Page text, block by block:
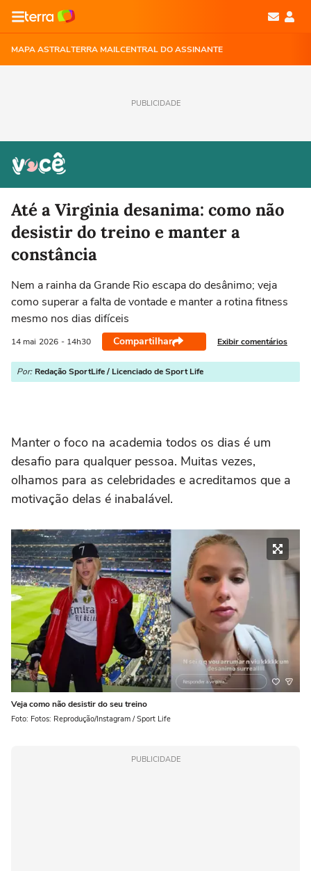
MAPA ASTRALTERRA MAILCENTRAL DO ASSINANTE
PUBLICIDADE
Até a Virginia desanima: como não
desistir do treino e manter a
constância
Nem a rainha da Grande Rio escapa do desânimo; veja
como superar a falta de vontade e manter a rotina fitness
mesmo nos dias difíceis
14 mai 2026 - 14h30 Compartilhar Exibir comentários
Por: Redação SportLife / Licenciado de Sport Life
Manter o foco na academia todos os dias é um
desafio para qualquer pessoa. Muitas vezes,
olhamos para as celebridades e acreditamos que a
motivação delas é inabalável.
Veja como não desistir do seu treino
Foto: Fotos: Reprodução/Instagram / Sport Life
PUBLICIDADE